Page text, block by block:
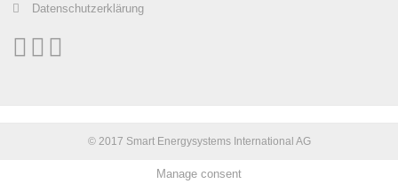
Datenschutzerklärung
© 2017 Smart Energysystems International AG
Manage consent